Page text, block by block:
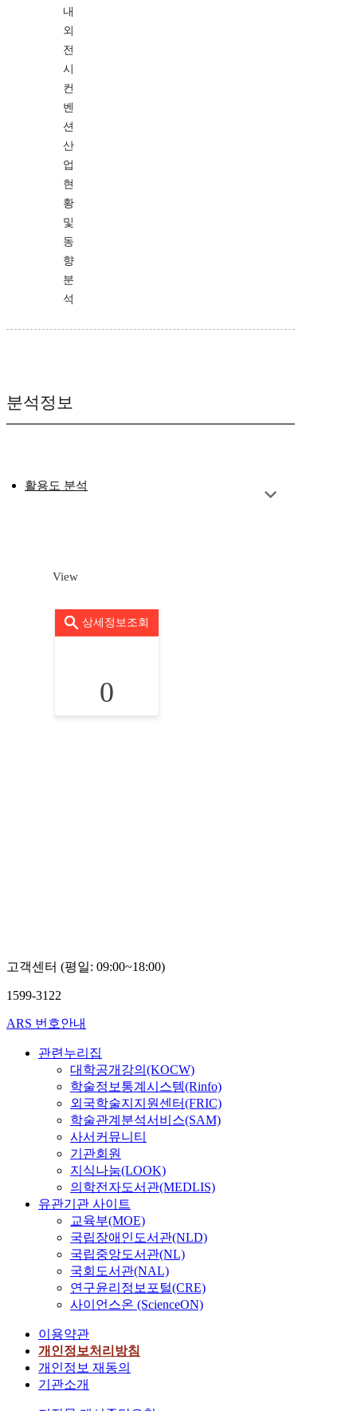
내
외
전
시
컨
벤
션
산
업
현
황
및
동
향
분
석
분석정보
활용도 분석
View
상세정보조회
0
고객센터 (평일: 09:00~18:00)
1599-3122
ARS 번호안내
관련누리집
대학공개강의(KOCW)
학술정보통계시스템(Rinfo)
외국학술지지원센터(FRIC)
학술관계분석서비스(SAM)
사서커뮤니티
기관회원
지식나눔(LOOK)
의학전자도서관(MEDLIS)
유관기관 사이트
교육부(MOE)
국립장애인도서관(NLD)
국립중앙도서관(NL)
국회도서관(NAL)
연구윤리정보포털(CRE)
사이언스온 (ScienceON)
이용약관
개인정보처리방침
개인정보 재동의
기관소개